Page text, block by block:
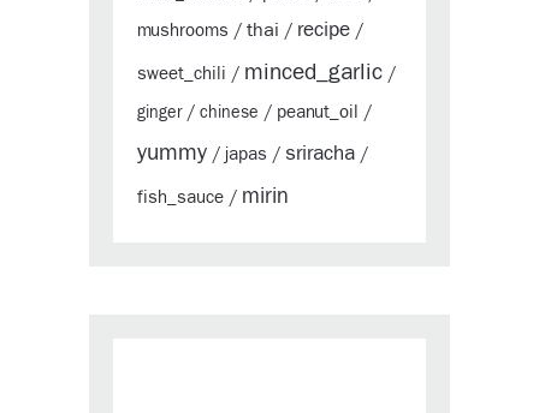
mushrooms / thai / recipe /
sweet_chili / minced_garlic /
ginger/ chinese / peanut_oil /
yummy / japas / sriracha /
fish_sauce / mirin